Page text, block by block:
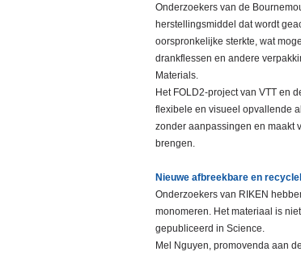
Onderzoekers van de
herstellingsmiddel dat wordt
oorspronkelijke sterkte, wat
drankflessen en andere
Materials.
Het FOLD2-project van VTT en
flexibele en visueel opvallende
zonder aanpassingen en maakt
brengen.
Nieuwe afbreekbare en
Onderzoekers van RIKEN
monomeren. Het materiaal is
gepubliceerd in Science.
Mel Nguyen, promovenda aan